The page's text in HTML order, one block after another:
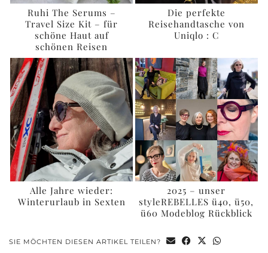
Ruhi The Serums –
Travel Size Kit – für
schöne Haut auf
schönen Reisen
Die perfekte
Reisehandtasche von
Uniqlo : C
Alle Jahre wieder:
Winterurlaub in Sexten
2025 – unser
styleREBELLES ü40, ü50,
ü60 Modeblog Rückblick
SIE MÖCHTEN DIESEN ARTIKEL TEILEN?